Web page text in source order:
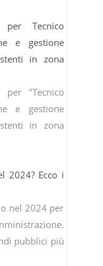
per Tecnico
e gestione
in zona
per "Tecnico
e gestione
in zona
2024? Ecco i
nel 2024 per
pubblici più